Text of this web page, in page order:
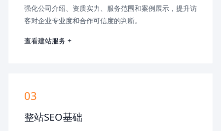
强化公司介绍、资质实力、服务范围和案例展示，提升访
客对企业专业度和合作可信度的判断。
查看建站服务 +
03
整站SEO基础